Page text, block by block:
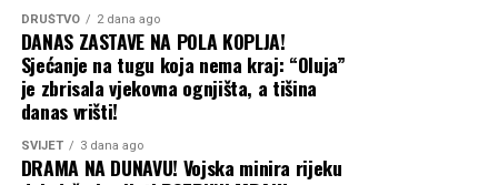
DRUŠTVO 2 dana ago
DANAS ZASTAVE NA POLA KOPLJA!
Sjećanje na tugu koja nema kraj: “Oluja”
je zbrisala vjekovna ognjišta, a tišina
danas vrišti!
SVIJET 3 dana ago
DRAMA NA DUNAVU! Vojska minira rijeku